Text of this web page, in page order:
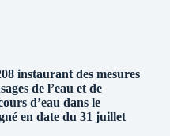
instaurant des mesures
de l’eau et de
d’eau dans le
en date du 31 juillet